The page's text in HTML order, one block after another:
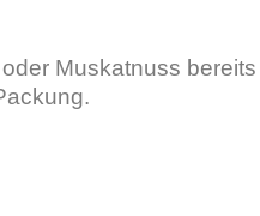
Muskatnuss